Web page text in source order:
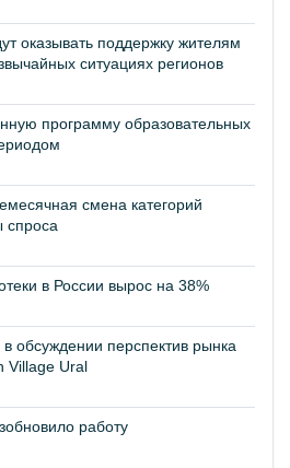
оказывать поддержку жителям
ситуациях регионов
программу образовательных
смена категорий
спроса
в России вырос на 38%
обсуждении перспектив рынка
Village Ural
работу